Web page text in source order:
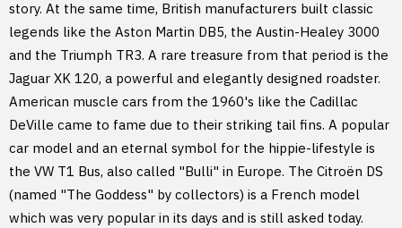
story. At the same time, British manufacturers built classic
legends like the Aston Martin DB5, the Austin-Healey 3000
and the Triumph TR3. A rare treasure from that period is the
Jaguar XK 120, a powerful and elegantly designed roadster.
American muscle cars from the 1960's like the Cadillac
DeVille came to fame due to their striking tail fins. A popular
car model and an eternal symbol for the hippie-lifestyle is
the VW T1 Bus, also called "Bulli" in Europe. The Citroën DS
(named "The Goddess" by collectors) is a French model
which was very popular in its days and is still asked today.